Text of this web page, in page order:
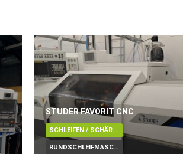
STUDER FAVORIT CNC
SCHLEIFEN / SCHÄRFEN / LÄPPEN / ENTGRATUNG / POLIEREN
RUNDSCHLEIFMASCHINE CNC